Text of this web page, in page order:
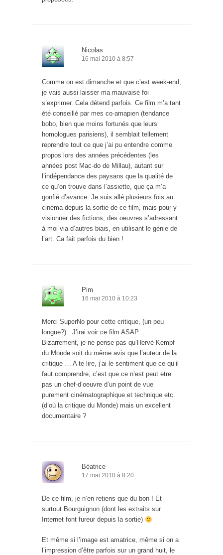
Nicolas
16 mai 2010 à 8:57
Comme on est dimanche et que c’est week-end,
je vais aussi laisser ma mauvaise foi
s’exprimer. Cela détend parfois. Ce film m’a tant
été conseillé par mes co-amapien (tendance
bobo, bien que moins fortunés que leurs
homologues parisiens), il semblait tellement
reprendre tout ce que j’ai pu entendre comme
propos lors des années précédentes (les
années post Mac-do de Millau), autant sur
l’indépendance des paysans que la qualité de
ce qu’on trouve dans l’assiette, que ça m’a
gonflé d’avance. Je suis allé plusieurs fois au
cinéma depuis la sortie de ce film, mais pour y
visionner des fictions, des oeuvres s’adressant
à moi via d’autres biais, en utilisant le génie de
l’art. Ca fait parfois du bien !
Pim
16 mai 2010 à 10:23
Merci SuperNo pour cette critique, (un peu
longue?).. J’irai voir ce film ASAP.
Bizarrement, je ne pense pas qu’Hervé Kempf
du Monde soit du même avis que l’auteur de la
critique … A te lire, j’ai le sentiment que ce qu’il
faut comprendre, c’est que ce n’est peut etre
pas un chef-d’oeuvre d’un point de vue
purement cinématographique et technique etc.
(d’où la critique du Monde) mais un excellent
documentaire ?
Béatrice
17 mai 2010 à 8:20
De ce film, je n’en retiens que du bon ! Et
surtout Bourguignon (dont les extraits sur
Internet font fureur depuis la sortie)
Et même si l’image est amatrice, même si on a
l’impression d’être parfois sur un grand huit, le